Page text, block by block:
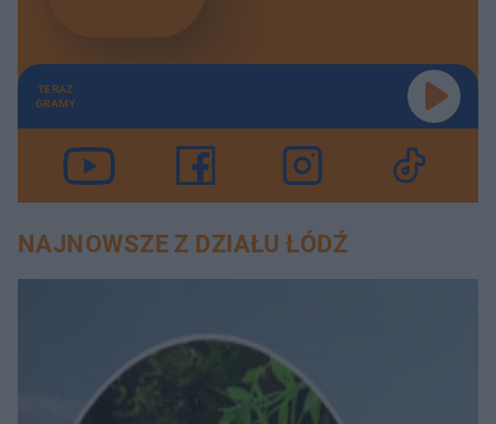
TERAZ
GRAMY
NAJNOWSZE Z DZIAŁU ŁÓDŹ